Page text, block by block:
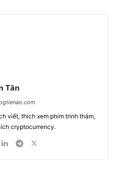
Tân
viết, thích xem phim trinh thám,
cryptocurrency.